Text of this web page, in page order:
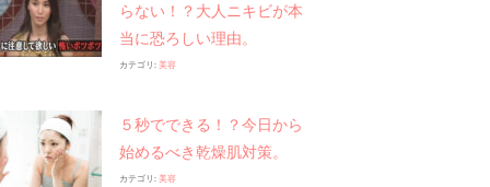
らない！？大人ニキビが本
当に恐ろしい理由。
カテゴリ: 美容
５秒でできる！？今日から
始めるべき乾燥肌対策。
カテゴリ: 美容